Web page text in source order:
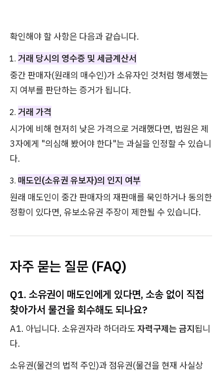
확인해야 할 사항은 다음과 같습니다.
거래 당시의 영수증 및 세금계산서
중간 판매자(원래의 매수인)가 소유자인 것처럼 행세했는
지 여부를 판단하는 증거가 됩니다.
거래 가격
시가에 비해 현저히 낮은 가격으로 거래했다면, 법원은 제
3자에게 "의심해 봤어야 한다"는 과실을 인정할 수 있습니
다.
매도인(소유권 유보자)의 인지 여부
원래 매도인이 중간 판매자의 재판매를 묵인하거나 동의한
정황이 있다면, 유보소유권 주장이 제한될 수 있습니다.
자주 묻는 질문 (FAQ)
Q1. 소유권이 매도인에게 있다면, 소송 없이 직접
찾아가서 물건을 회수해도 되나요?
A1. 아닙니다. 소유권자라 하더라도 자력구제는 금지됩니
다.
소유권(물건의 법적 주인)과 점유권(물건을 현재 사실상